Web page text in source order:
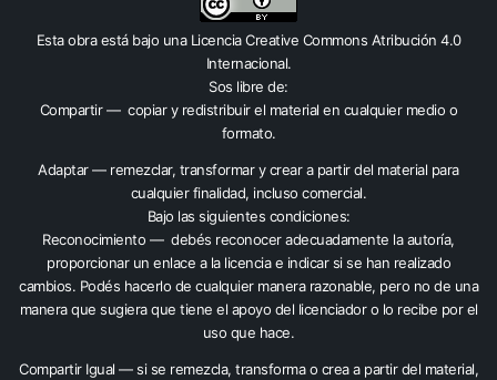
Esta obra está bajo una Licencia Creative Commons Atribución 4.0
Internacional.
Sos libre de:
Compartir — copiar y redistribuir el material en cualquier medio o
formato.
Adaptar — remezclar, transformar y crear a partir del material para
cualquier finalidad, incluso comercial.
Bajo las siguientes condiciones:
Reconocimiento — debés reconocer adecuadamente la autoría,
proporcionar un enlace a la licencia e indicar si se han realizado
cambios. Podés hacerlo de cualquier manera razonable, pero no de una
manera que sugiera que tiene el apoyo del licenciador o lo recibe por el
uso que hace.
Compartir Igual — si se remezcla, transforma o crea a partir del material,